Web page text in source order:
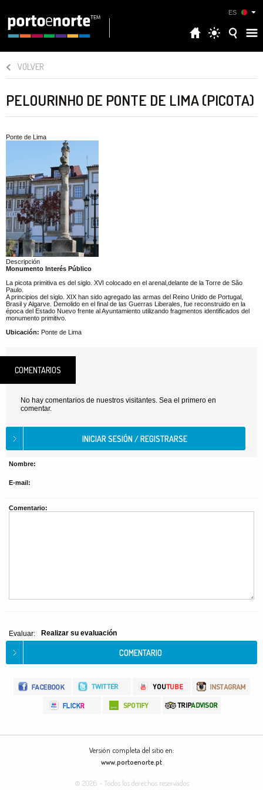
ES
VOLVER
PELOURINHO DE PONTE DE LIMA (PICOTA)
Ponte de Lima
Descripción
Monumento Interés Público
La picota primitiva es del siglo. XVI colocado en el arenal,delante de la Torre de São
Paulo.
A principios del siglo. XIX han sido agregado las armas del Reino Unido de Portugal,
Brasil y Algarve. Demolido en el final de las Guerras Liberales, fue reconstruido en la
época del Estado Nuevo frente al Ayuntamiento utilizando fragmentos identificados del
monumento primitivo.
Ubicación: Ponte de Lima
COMENTARIOS
No hay comentarios de nuestros visitantes. Sea el primero en
comentar.
Nombre:
E-mail:
Comentario:
Evaluar: Realizar su evaluación
Versión completa del sitio en:
www.portoenorte.pt
© 2026 - Todos los derechos reservados